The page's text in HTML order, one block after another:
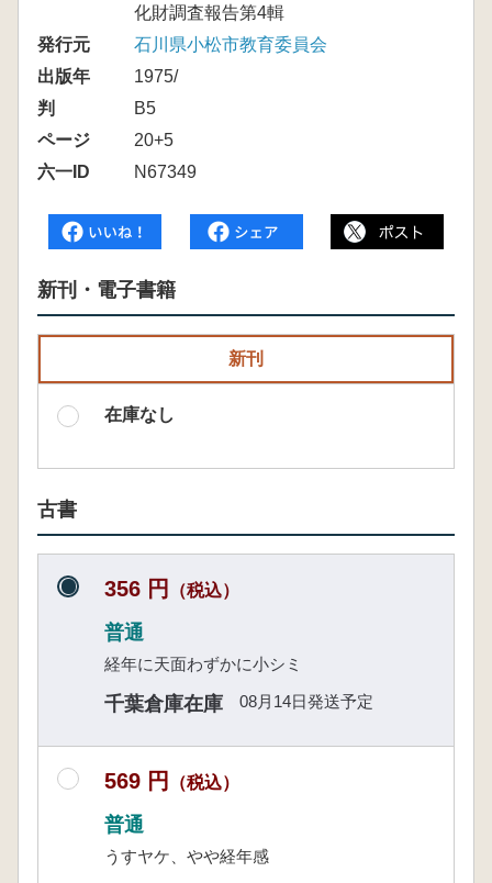
化財調査報告第4輯
発行元
石川県小松市教育委員会
出版年
1975/
判
B5
ページ
20+5
六一ID
N67349
新刊・電子書籍
新刊
在庫なし
古書
356 円 （税込）
普通
経年に天面わずかに小シミ
千葉倉庫在庫 08月14日発送予定
569 円 （税込）
普通
うすヤケ、やや経年感